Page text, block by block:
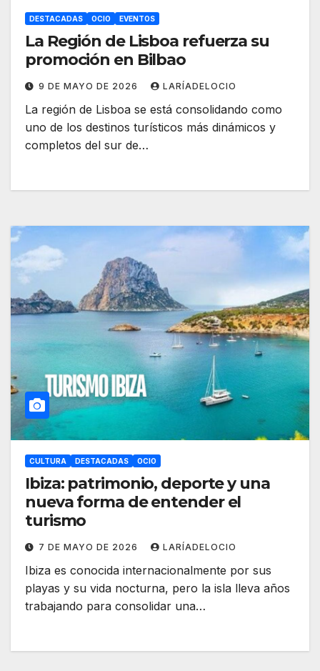
DESTACADAS OCIO EVENTOS
La Región de Lisboa refuerza su
promoción en Bilbao
9 DE MAYO DE 2026 LARÍADELOCIO
La región de Lisboa se está consolidando como
uno de los destinos turísticos más dinámicos y
completos del sur de…
CULTURA DESTACADAS OCIO
Ibiza: patrimonio, deporte y una
nueva forma de entender el
turismo
7 DE MAYO DE 2026 LARÍADELOCIO
Ibiza es conocida internacionalmente por sus
playas y su vida nocturna, pero la isla lleva años
trabajando para consolidar una…